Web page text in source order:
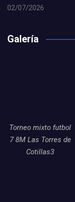
02/07/2026
Galería
Torneo mixto futbol
7 8M Las Torres de
Cotillas3